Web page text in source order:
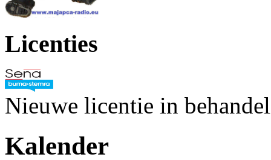
Licenties
Nieuwe licentie in
Kalender